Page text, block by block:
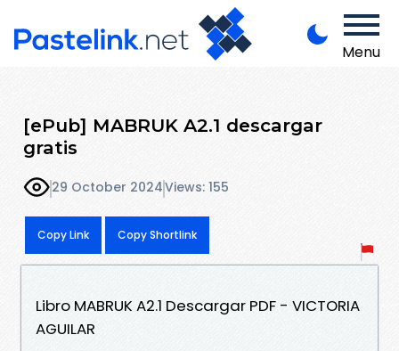
Menu
[ePub] MABRUK A2.1 descargar
gratis
29 October 2024Views: 155
Copy Link Copy Shortlink
Libro MABRUK A2.1 Descargar PDF - VICTORIA
AGUILAR